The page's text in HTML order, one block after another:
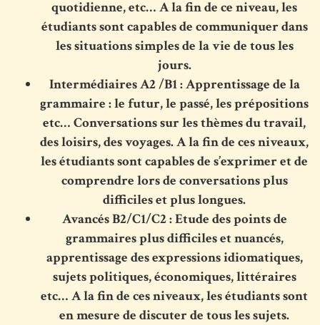
quotidienne, etc… A la fin de ce niveau, les
étudiants sont capables de communiquer dans
les situations simples de la vie de tous les
jours.
Intermédiaires A2 /B1 : Apprentissage de la
grammaire : le futur, le passé, les prépositions
etc… Conversations sur les thèmes du travail,
des loisirs, des voyages. A la fin de ces niveaux,
les étudiants sont capables de s’exprimer et de
comprendre lors de conversations plus
difficiles et plus longues.
Avancés B2/C1/C2 : Etude des points de
grammaires plus difficiles et nuancés,
apprentissage des expressions idiomatiques,
sujets politiques, économiques, littéraires
etc… A la fin de ces niveaux, les étudiants sont
en mesure de discuter de tous les sujets.